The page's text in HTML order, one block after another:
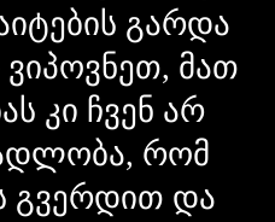
გარდა
მათ
კი ჩვენ არ
რომ
გვერდით და